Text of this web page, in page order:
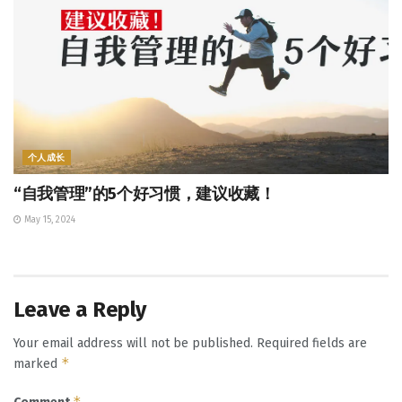
个人成长
“自我管理”的5个好习惯，建议收藏！
May 15, 2024
Leave a Reply
Your email address will not be published. Required fields are
marked *